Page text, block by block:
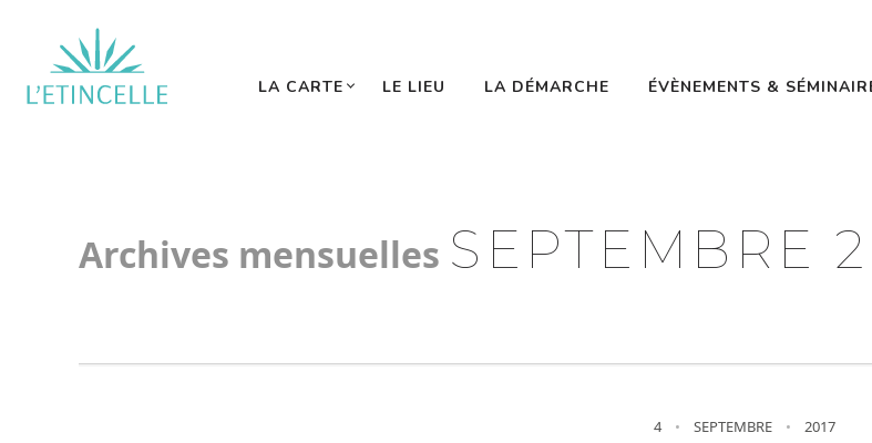
PRINCIPALE
LA CARTE LE LIEU LA DÉMARCHE ÉVÈNEMENTS &
Archives mensuelles SEPTEMBRE
4 SEPTEMBRE 2017